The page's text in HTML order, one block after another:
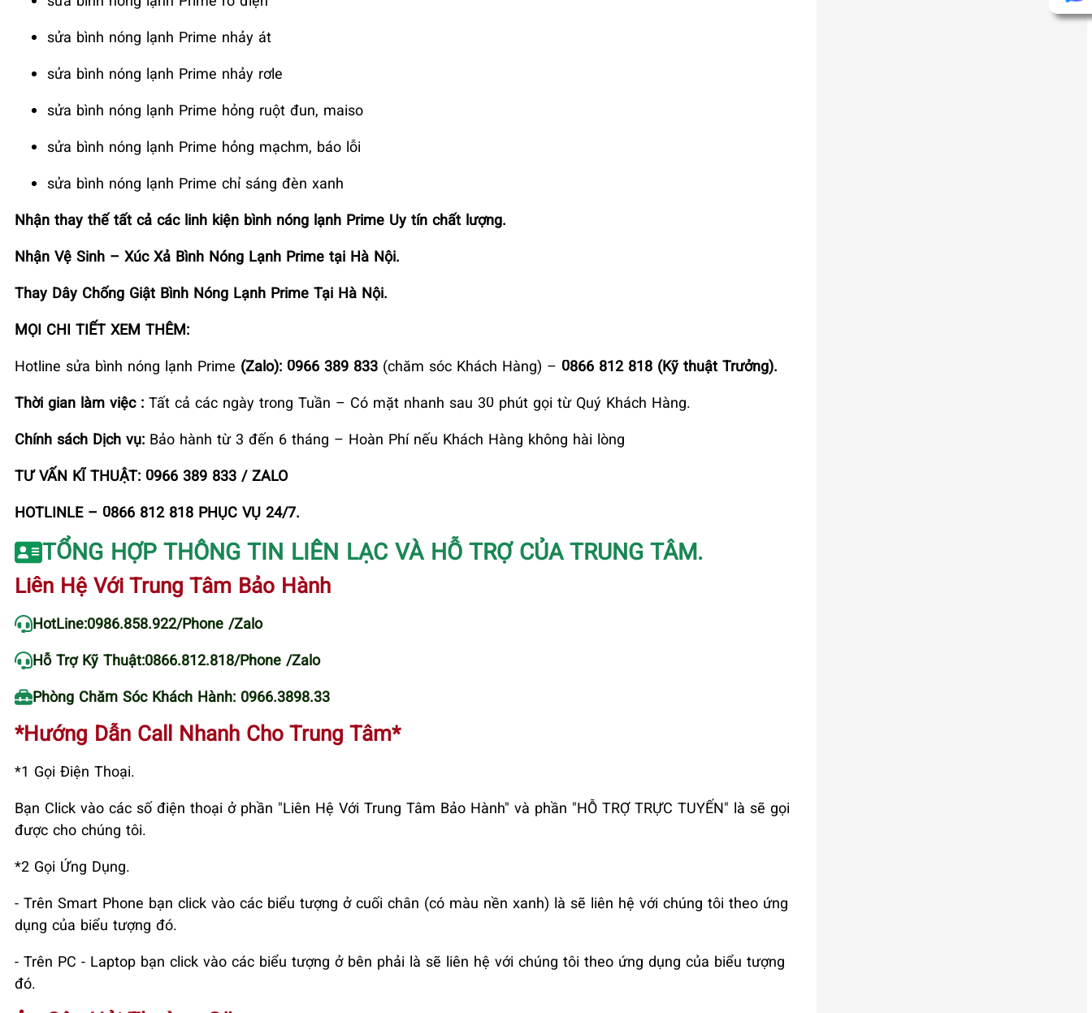
sửa bình nóng lạnh Prime nhảy át
sửa bình nóng lạnh Prime nhảy rơle
sửa bình nóng lạnh Prime hỏng ruột đun, maiso
sửa bình nóng lạnh Prime hỏng mạchm, báo lỗi
sửa bình nóng lạnh Prime chỉ sáng đèn xanh
Nhận thay thế tất cả các linh kiện bình nóng lạnh Prime Uy tín chất lượng.
Nhận Vệ Sinh – Xúc Xả Bình Nóng Lạnh Prime tại Hà Nội.
Thay Dây Chống Giật Bình Nóng Lạnh Prime Tại Hà Nội.
MỌI CHI TIẾT XEM THÊM:
Hotline sửa bình nóng lạnh Prime (Zalo): 0966 389 833 (chăm sóc Khách Hàng) – 0866 812 818 (Kỹ thuật Trưởng).
Thời gian làm việc : Tất cả các ngày trong Tuần – Có mặt nhanh sau 30 phút gọi từ Quý Khách Hàng.
Chính sách Dịch vụ: Bảo hành từ 3 đến 6 tháng – Hoàn Phí nếu Khách Hàng không hài lòng
TƯ VẤN KĨ THUẬT: 0966 389 833 / ZALO
HOTLINLE – 0866 812 818 PHỤC VỤ 24/7.
TỔNG HỢP THÔNG TIN LIÊN LẠC VÀ HỖ TRỢ CỦA TRUNG TÂM.
Liên Hệ Với Trung Tâm Bảo Hành
HotLine:0986.858.922/Phone /Zalo
Hỗ Trợ Kỹ Thuật:0866.812.818/Phone /Zalo
Phòng Chăm Sóc Khách Hành: 0966.3898.33
*Hướng Dẫn Call Nhanh Cho Trung Tâm*
*1 Gọi Điện Thoại.
Bạn Click vào các số điện thoại ở phần "Liên Hệ Với Trung Tâm Bảo Hành" và phần "HỖ TRỢ TRỰC TUYẾN" là sẽ gọi
được cho chúng tôi.
*2 Gọi Ứng Dụng.
- Trên Smart Phone bạn click vào các biểu tượng ở cuối chân (có màu nền xanh) là sẽ liên hệ với chúng tôi theo ứng
dụng của biểu tượng đó.
- Trên PC - Laptop bạn click vào các biểu tượng ở bên phải là sẽ liên hệ với chúng tôi theo ứng dụng của biểu tượng
đó.